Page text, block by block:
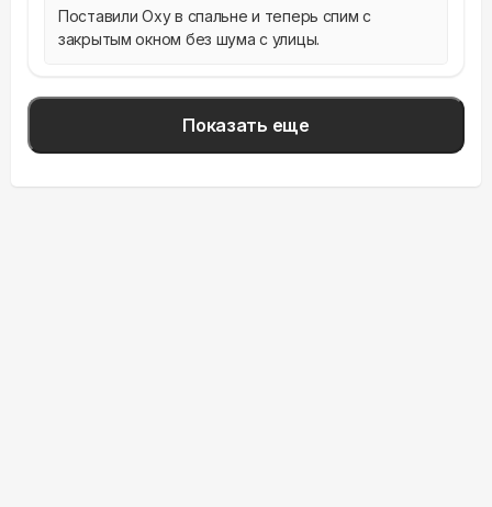
Поставили Oxy в спальне и теперь спим с
закрытым окном без шума с улицы.
Показать еще